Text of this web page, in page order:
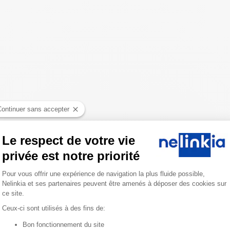
sans accepter
Le respect de votre vie
privée est notre priorité
Plateforme de Gestion du
Pour vous offrir une expérience de navigation la plus fluide possible,
Nelinkia et ses partenaires peuvent être amenés à déposer des cookies sur
ce site.
Ceux-ci sont utilisés à des fins de:
Bon fonctionnement du site